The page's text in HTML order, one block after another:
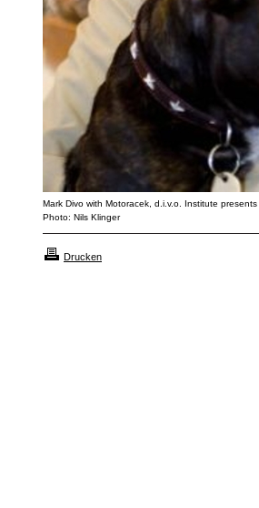
Mark Divo with Motoracek, d.i.v.o. Institute
Photo: Nils Klinger
Drucken